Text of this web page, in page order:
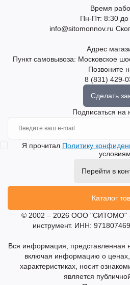
Время
Пн-Пт: 8:30 до
info@sitomonnov.ru
Адрес
Пункт самовывоза: Московское
Позвоните
8 (831) 429-
Сделать
Подписаться на
Я прочитал Политику
Перейти в
Каталог
© 2002 – 2026 ООО "СИТОМО"
инструмент. ИНН:
Вся информация, представленная
включая информацию о ценах,
характеристиках, носит
является